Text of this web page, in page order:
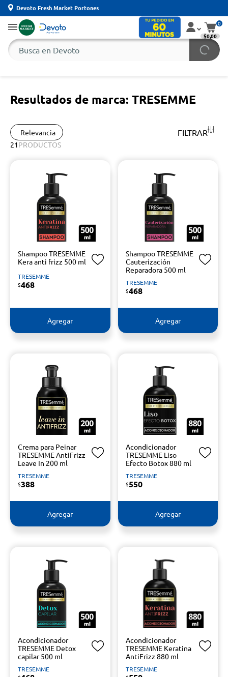
Devoto Fresh Market Portones
0
$0,00
Resultados de marca: TRESEMME
Relevancia FILTRAR
21PRODUCTOS
Shampoo TRESEMME
Kera anti frizz 500 ml
TRESEMME
$468
Agregar
Shampoo TRESEMME
Cauterización
Reparadora 500 ml
TRESEMME
$468
Agregar
Crema para Peinar
TRESEMME AntiFrizz
Leave In 200 ml
TRESEMME
$388
Agregar
Acondicionador
TRESEMME Liso
Efecto Botox 880 ml
TRESEMME
$550
Agregar
Acondicionador
TRESEMME Detox
capilar 500 ml
TRESEMME
Acondicionador
TRESEMME Keratina
AntiFrizz 880 ml
TRESEMME